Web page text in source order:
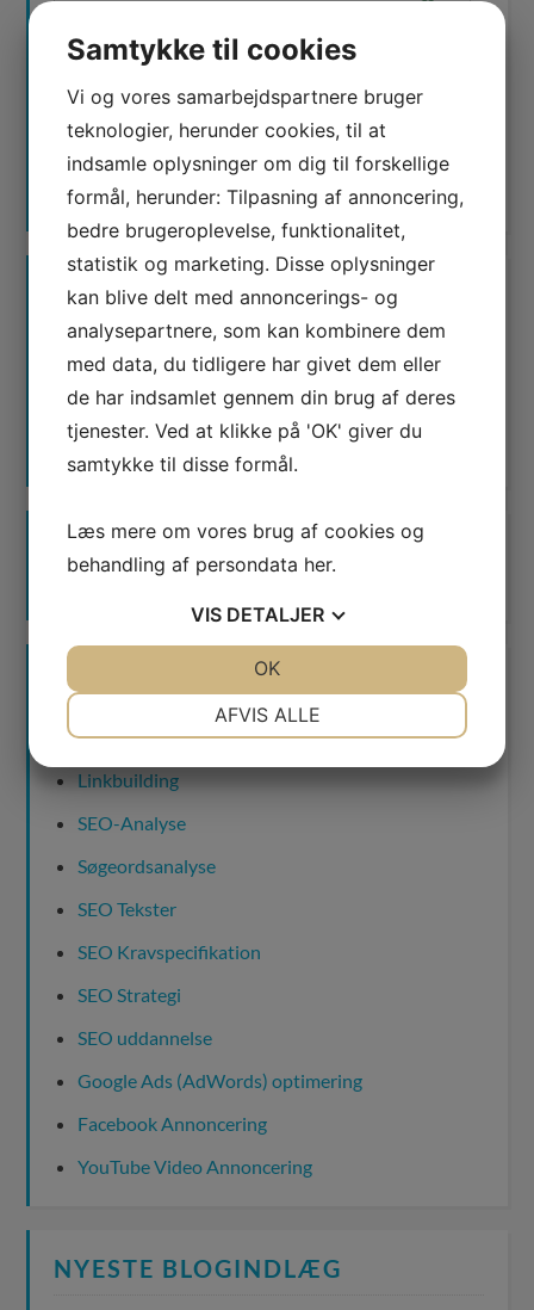
Waimea er certificeret
Google AdWords Premier Partner
PRODUKTER & SERVICES
SEO Rådgivning
Linkbuilding
SEO-Analyse
Søgeordsanalyse
SEO Tekster
SEO Kravspecifikation
SEO Strategi
SEO uddannelse
Google Ads (AdWords) optimering
Facebook Annoncering
YouTube Video Annoncering
NYESTE BLOGINDLÆG
Samtykke til cookies
Vi og vores samarbejdspartnere bruger
teknologier, herunder cookies, til at
indsamle oplysninger om dig til forskellige
formål, herunder: Tilpasning af annoncering,
bedre brugeroplevelse, funktionalitet,
statistik og marketing. Disse oplysninger
kan blive delt med annoncerings- og
analysepartnere, som kan kombinere dem
med data, du tidligere har givet dem eller
de har indsamlet gennem din brug af deres
tjenester. Ved at klikke på 'OK' giver du
samtykke til disse formål.
Læs mere om vores brug af cookies og
behandling af persondata her.
VIS DETALJER
MARKETING
AFVIS ALLE
OK